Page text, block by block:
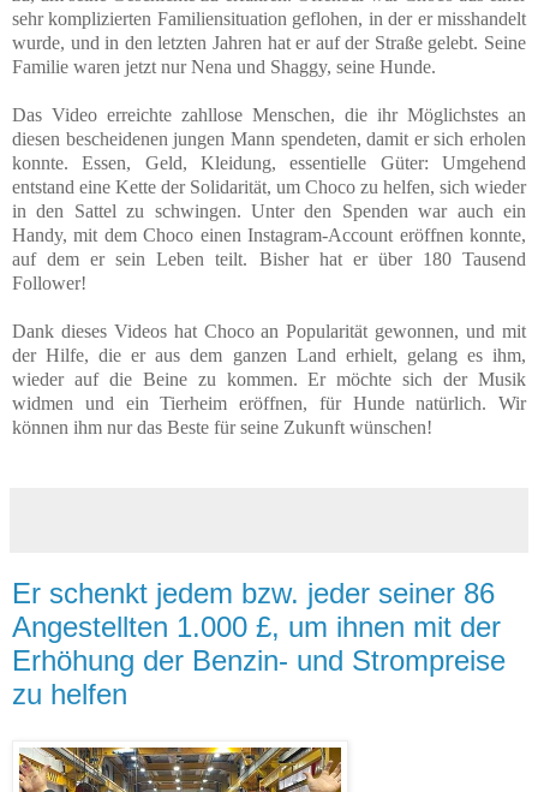
sehr komplizierten Familiensituation geflohen, in der er misshandelt
wurde, und in den letzten Jahren hat er auf der Straße gelebt. Seine
Familie waren jetzt nur Nena und Shaggy, seine Hunde.
Das Video erreichte zahllose Menschen, die ihr Möglichstes an
diesen bescheidenen jungen Mann spendeten, damit er sich erholen
konnte. Essen, Geld, Kleidung, essentielle Güter: Umgehend
entstand eine Kette der Solidarität, um Choco zu helfen, sich wieder
in den Sattel zu schwingen. Unter den Spenden war auch ein
Handy, mit dem Choco einen Instagram-Account eröffnen konnte,
auf dem er sein Leben teilt. Bisher hat er über 180 Tausend
Follower!
Dank dieses Videos hat Choco an Popularität gewonnen, und mit
der Hilfe, die er aus dem ganzen Land erhielt, gelang es ihm,
wieder auf die Beine zu kommen. Er möchte sich der Musik
widmen und ein Tierheim eröffnen, für Hunde natürlich. Wir
können ihm nur das Beste für seine Zukunft wünschen!
Er schenkt jedem bzw. jeder seiner 86
Angestellten 1.000 £, um ihnen mit der
Erhöhung der Benzin- und Strompreise
zu helfen